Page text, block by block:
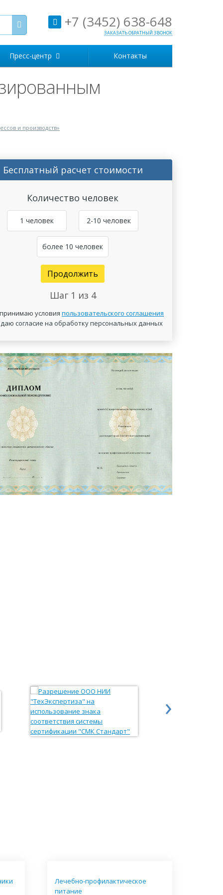
+7 (3452) 638-648
ЗАКАЗАТЬ ОБРАТНЫЙ ЗВОНОК
Пресс-центр Контакты
и производств»
Бесплатный расчет стоимости
Количество человек
1 человек 2-10 человек
более 10 человек
Продолжить
Шаг 1 из 4
условия пользовательского соглашения
согласие на обработку персональных данных
›
Лечебно-профилактическое
питание